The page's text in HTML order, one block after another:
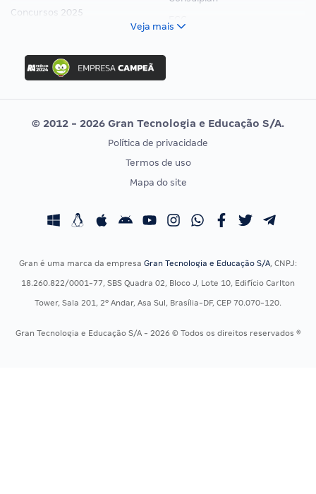
Concursos 2025
Concurso Ibama
Concurso MPU
Editais publicados
Vunesp
CONCURSOS POR PROFISSÃO
Concursos Fiscais
Concursos Saúde
Residência Multiprofissional
EXAME DE ORDEM
Calendário OAB
Veja mais
© 2012 - 2026 Gran Tecnologia e Educação S/A.
Política de privacidade
Termos de uso
Mapa do site
Gran é uma marca da empresa Gran Tecnologia e Educação S/A, CNPJ:
18.260.822/0001-77, SBS Quadra 02, Bloco J, Lote 10, Edifício Carlton
Tower, Sala 201, 2º Andar, Asa Sul, Brasília-DF, CEP 70.070-120.
Gran Tecnologia e Educação S/A - 2026 © Todos os direitos reservados ®